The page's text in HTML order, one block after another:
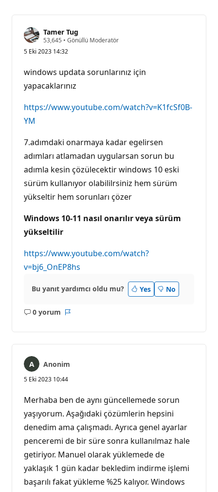
Tamer Tug
53,645 S
y
ı
n
l
p
u
• Gönüllü Moderatör
5 Eki 2023 14:32
windows updata sorunlarınız için
yapacaklarınız
https://www.youtube.com/watch?v=K1fcSf0B-
YM
7.adımdaki onarmaya kadar egelirsen
adımları atlamadan uygularsan sorun bu
adımla kesin çözülecektir windows 10 eski
sürüm kullanıyor olabililrsiniz hem sürüm
yükseltir hem sorunları çözer
Windows 10-11 nasıl onarılır veya sürüm
yükseltilir
https://www.youtube.com/watch?
v=bj6_OnEP8hs
Bu yanıt yardımcı oldu mu? Yes No
0 yorum
Açıklama
Anonim
5 Eki 2023 10:44
Merhaba ben de aynı güncellemede sorun
yaşıyorum. Aşağıdaki çözümlerin hepsini
denedim ama çalışmadı. Ayrıca genel ayarlar
penceremi de bir süre sonra kullanılmaz hale
getiriyor. Manuel olarak yüklemede de
yaklaşık 1 gün kadar bekledim indirme işlemi
başarılı fakat yükleme %25 kalıyor. Windows